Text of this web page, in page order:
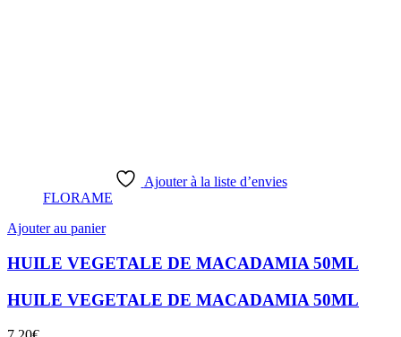
Ajouter à la liste d’envies
FLORAME
Ajouter au panier
HUILE VEGETALE DE MACADAMIA 50ML
HUILE VEGETALE DE MACADAMIA 50ML